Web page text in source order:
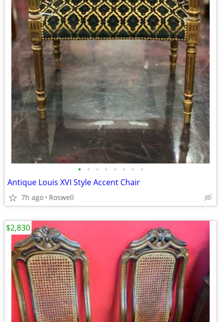
• • • • • • • •
Antique Louis XVI Style Accent Chair
7h ago Roswell
$2,830